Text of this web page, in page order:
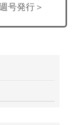
号発行＞